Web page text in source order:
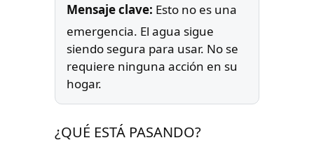
Mensaje clave: Esto no es una
emergencia. El agua sigue
siendo segura para usar. No se
requiere ninguna acción en su
hogar.
¿QUÉ ESTÁ PASANDO?